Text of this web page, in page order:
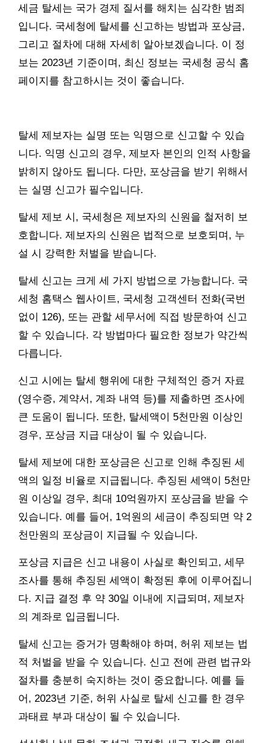
세금 탈세는 국가 경제 질서를 해치는 심각한 범죄
입니다. 국세청에 탈세를 신고하는 방법과 포상금,
그리고 절차에 대해 자세히 알아보겠습니다. 이 정
보는 2023년 기준이며, 최신 정보는 국세청 공식 홈
페이지를 참고하시는 것이 좋습니다.
탈세 제보자는 실명 또는 익명으로 신고할 수 있습
니다. 익명 신고의 경우, 제보자 본인의 인적 사항을
밝히지 않아도 됩니다. 다만, 포상금을 받기 위해서
는 실명 신고가 필수입니다.
탈세 제보 시, 국세청은 제보자의 신원을 철저히 보
호합니다. 제보자의 신원은 법적으로 보호되며, 누
설 시 강력한 처벌을 받습니다.
탈세 신고는 크게 세 가지 방법으로 가능합니다. 국
세청 홈택스 웹사이트, 국세청 고객센터 전화(국번
없이 126), 또는 관할 세무서에 직접 방문하여 신고
할 수 있습니다. 각 방법마다 필요한 정보가 약간씩
다릅니다.
신고 시에는 탈세 행위에 대한 구체적인 증거 자료
(영수증, 계약서, 계좌 내역 등)를 제출하면 조사에
큰 도움이 됩니다. 또한, 탈세액이 5천만원 이상인
경우, 포상금 지급 대상이 될 수 있습니다.
탈세 제보에 대한 포상금은 신고로 인해 추징된 세
액의 일정 비율로 지급됩니다. 추징된 세액이 5천만
원 이상일 경우, 최대 10억원까지 포상금을 받을 수
있습니다. 예를 들어, 1억원의 세금이 추징되면 약 2
천만원의 포상금이 지급될 수 있습니다.
포상금 지급은 신고 내용이 사실로 확인되고, 세무
조사를 통해 추징된 세액이 확정된 후에 이루어집니
다. 지급 결정 후 약 30일 이내에 지급되며, 제보자
의 계좌로 입금됩니다.
탈세 신고는 증거가 명확해야 하며, 허위 제보는 법
적 처벌을 받을 수 있습니다. 신고 전에 관련 법규와
절차를 충분히 숙지하는 것이 중요합니다. 예를 들
어, 2023년 기준, 허위 사실로 탈세 신고를 한 경우
과태료 부과 대상이 될 수 있습니다.